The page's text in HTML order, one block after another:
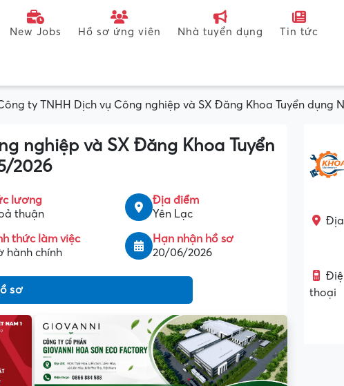
New Jobs Hồ sơ ứng viên Nhà tuyển dụng Tin tức
ty TNHH Dịch vụ Công nghiệp và SX Đăng Khoa Tuyển dụng
nghiệp và SX Đăng Khoa Tuyển
2026
lương
thuận
Địa điểm
Yên Lạc
thức làm việc
hành chính
Hạn nhận hồ sơ
20/06/2026
sơ
Địa
thoại